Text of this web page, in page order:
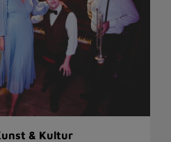
& Kultur